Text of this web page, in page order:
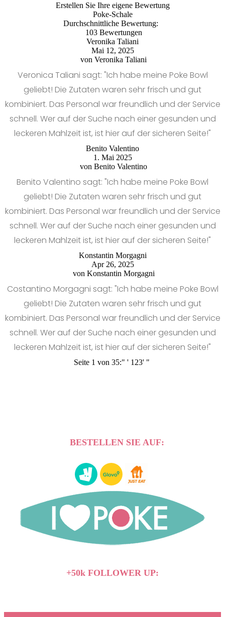
Erstellen Sie Ihre eigene Bewertung
Poke-Schale
Durchschnittliche Bewertung:
103 Bewertungen
Veronika Taliani
Mai 12, 2025
von Veronika Taliani
Veronica Taliani sagt: "Ich habe meine Poke Bowl
geliebt! Die Zutaten waren sehr frisch und gut
kombiniert. Das Personal war freundlich und der Service
schnell. Wer auf der Suche nach einer gesunden und
leckeren Mahlzeit ist, ist hier auf der sicheren Seite!"
Benito Valentino
1. Mai 2025
von Benito Valentino
Benito Valentino sagt: "Ich habe meine Poke Bowl
geliebt! Die Zutaten waren sehr frisch und gut
kombiniert. Das Personal war freundlich und der Service
schnell. Wer auf der Suche nach einer gesunden und
leckeren Mahlzeit ist, ist hier auf der sicheren Seite!"
Konstantin Morgagni
Apr 26, 2025
von Konstantin Morgagni
Costantino Morgagni sagt: "Ich habe meine Poke Bowl
geliebt! Die Zutaten waren sehr frisch und gut
kombiniert. Das Personal war freundlich und der Service
schnell. Wer auf der Suche nach einer gesunden und
leckeren Mahlzeit ist, ist hier auf der sicheren Seite!"
Seite 1 von 35:" ' 1 23' "
BESTELLEN SIE AUF:
+50k FOLLOWER UP: